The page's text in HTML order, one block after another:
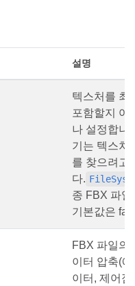
설명
텍스처를 최
포함할지 여
나 설정합니
기는 텍스처
를 찾으려고
다.
종 FBX 파
기본값은
FBX 파일의
이터 압축(
이터, 제어